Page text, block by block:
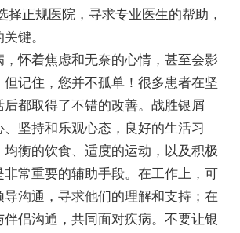
择正规医院，寻求专业医生的帮助，
键。
怀着焦虑和无奈的心情，甚至会影
但记住，您并不孤单！很多患者在坚
都取得了不错的改善。战胜银屑
坚持和乐观心态，良好的生活习
衡的饮食、适度的运动，以及积极
非常重要的辅助手段。在工作上，可
导沟通，寻求他们的理解和支持；在
侣沟通，共同面对疾病。不要让银